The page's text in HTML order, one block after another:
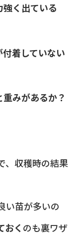
く出ている
着していない
みがあるか？
、収穫時の結果
い苗が多いの
おくのも裏ワザ